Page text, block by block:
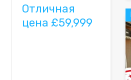
Отличная
цена £59,999